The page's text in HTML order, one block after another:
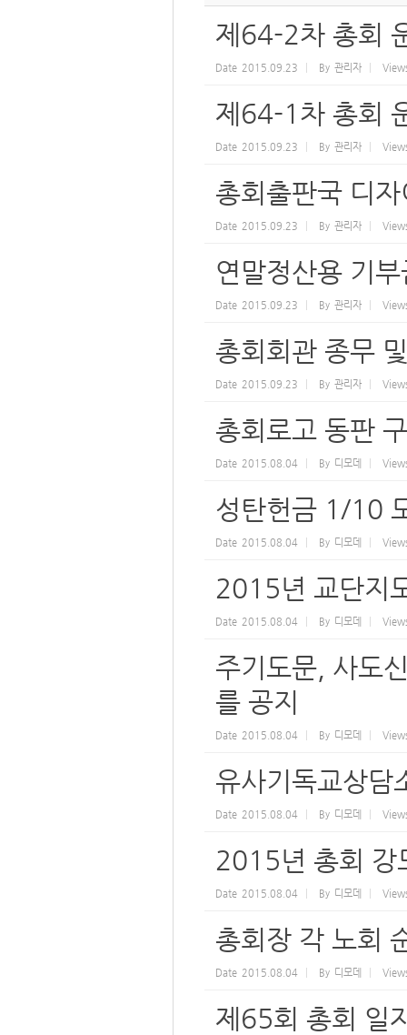
제64-2차 총회
Date 2015.09.23 By 관리자
제64-1차 총회
Date 2015.09.23 By 관리자
총회출판국 디
Date 2015.09.23 By 관리자
연말정산용 기
Date 2015.09.23 By 관리자
총회회관 종무
Date 2015.09.23 By 관리자
총회로고 동판
Date 2015.08.04 By 디모데
성탄헌금 1/10
Date 2015.08.04 By 디모데
2015년 교단지
Date 2015.08.04 By 디모데
주기도문, 사도
를 공지
Date 2015.08.04 By 디모데
유사기독교상담
Date 2015.08.04 By 디모데
2015년 총회 강
Date 2015.08.04 By 디모데
총회장 각 노회
Date 2015.08.04 By 디모데
제65회 총회 일